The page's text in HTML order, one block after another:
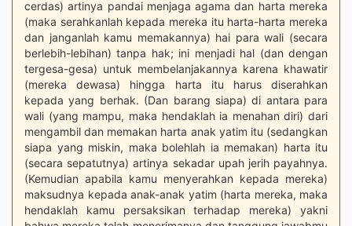
cerdas) artinya pandai menjaga agama dan harta mereka
(maka serahkanlah kepada mereka itu harta-harta mereka
dan janganlah kamu memakannya) hai para wali (secara
berlebih-lebihan) tanpa hak; ini menjadi hal (dan dengan
tergesa-gesa) untuk membelanjakannya karena khawatir
(mereka dewasa) hingga harta itu harus diserahkan
kepada yang berhak. (Dan barang siapa) di antara para
wali (yang mampu, maka hendaklah ia menahan diri) dari
mengambil dan memakan harta anak yatim itu (sedangkan
siapa yang miskin, maka bolehlah ia memakan) harta itu
(secara sepatutnya) artinya sekadar upah jerih payahnya.
(Kemudian apabila kamu menyerahkan kepada mereka)
maksudnya kepada anak-anak yatim (harta mereka, maka
hendaklah kamu persaksikan terhadap mereka) yakni